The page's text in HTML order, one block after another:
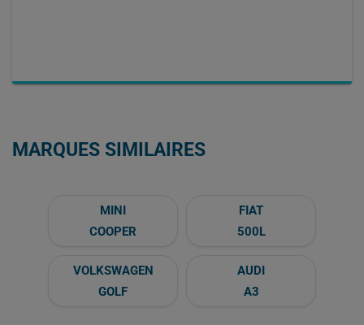
MARQUES SIMILAIRES
MINI
COOPER
FIAT
500L
VOLKSWAGEN
GOLF
AUDI
A3